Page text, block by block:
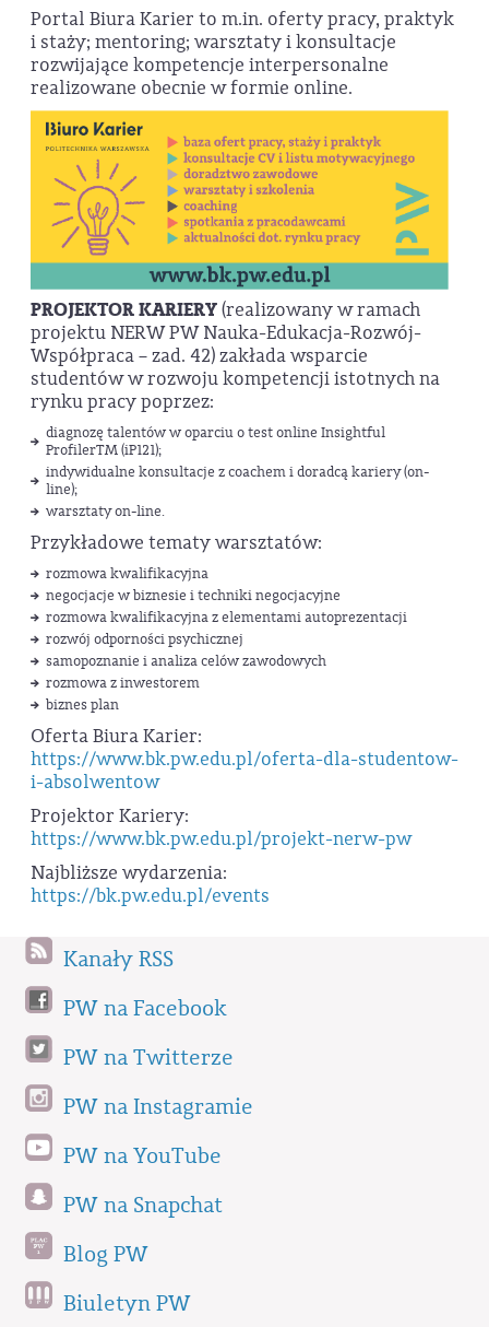
Portal Biura Karier to m.in. oferty pracy, praktyk
i staży; mentoring; warsztaty i konsultacje
rozwijające kompetencje interpersonalne
realizowane obecnie w formie online.
PROJEKTOR KARIERY(realizowany w ramach
projektu NERW PW Nauka-Edukacja-Rozwój-
Współpraca – zad. 42) zakłada wsparcie
studentów w rozwoju kompetencji istotnych na
rynku pracy poprzez:
diagnozę talentów w oparciu o test online Insightful
Profiler™ (iP121);
indywidualne konsultacje z coachem i doradcą kariery (on-
line);
warsztaty on-line.
Przykładowe tematy warsztatów:
rozmowa kwalifikacyjna
negocjacje w biznesie i techniki negocjacyjne
rozmowa kwalifikacyjna z elementami autoprezentacji
rozwój odporności psychicznej
samopoznanie i analiza celów zawodowych
rozmowa z inwestorem
biznes plan
Oferta Biura Karier:
https://www.bk.pw.edu.pl/oferta-dla-studentow-
i-absolwentow
Projektor Kariery:
https://www.bk.pw.edu.pl/projekt-nerw-pw
Najbliższe wydarzenia:
https://bk.pw.edu.pl/events
Kanały RSS
PW na Facebook
PW na Twitterze
PW na Instagramie
PW na YouTube
PW na Snapchat
Blog PW
Biuletyn PW